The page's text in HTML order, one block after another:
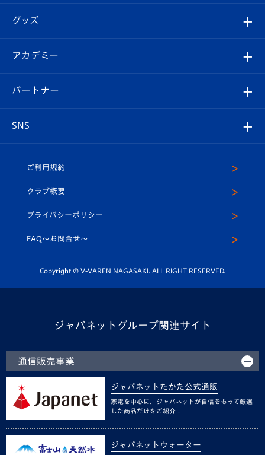
チケット
イベント
メディア
ホームタウン
スタッフプロフィール
マスコット紹介
平和祈念活動
ホームタウン活動
はじめての観戦ガイド
Revive Team
ヴィヴィくんの長崎おもてなしガイド
フォトギャラリー
スタジアムグルメ
チケット
V-LOVERS（ファンクラブ）
プレイヤーズスイート
グッズ
オンラインショップ
店舗情報
アカデミー
育成からのお知らせ
U-18
スクール
パートナー
SNS
ヴィヴィくんインスタグラム
公式LINE＠
ご利用規約
クラブ概要
プライバシーポリシー
FAQ〜お問合せ〜
Copyright © V-VAREN NAGASAKI. ALL RIGHT RESERVED.
ジャパネットグループ関連サイト
通信販売事業
ジャパネットたかた公式通販
家電を中心に、ジャパネットが自信をもって厳選
した商品だけをご紹介！
ジャパネットウォーター